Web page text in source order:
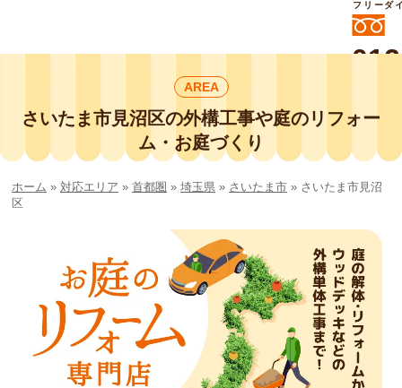
外構工事や庭リフォームは庭づくり業界
No.1チェーン店の
smileガーデンプチ庭づくり事業部にお
任せください！
フリーダ
AREA
さいたま市見沼区の外構工事や庭のリフォー
ム・お庭づくり
ホーム » 対応エリア » 首都圏 » 埼玉県 » さいたま市 » さいたま市見沼
区